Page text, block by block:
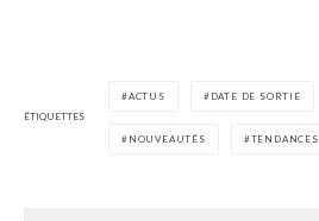
ÉTIQUETTES
ACTUS DATE DE SORTIE
NOUVEAUTÉS TENDANCES